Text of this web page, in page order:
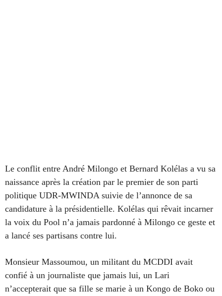
Le conflit entre André Milongo et Bernard Kolélas a vu sa
naissance après la création par le premier de son parti
politique UDR-MWINDA suivie de l’annonce de sa
candidature à la présidentielle. Kolélas qui rêvait incarner
la voix du Pool n’a jamais pardonné à Milongo ce geste et
a lancé ses partisans contre lui.
Monsieur Massoumou, un militant du MCDDI avait
confié à un journaliste que jamais lui, un Lari
n’accepterait que sa fille se marie à un Kongo de Boko ou